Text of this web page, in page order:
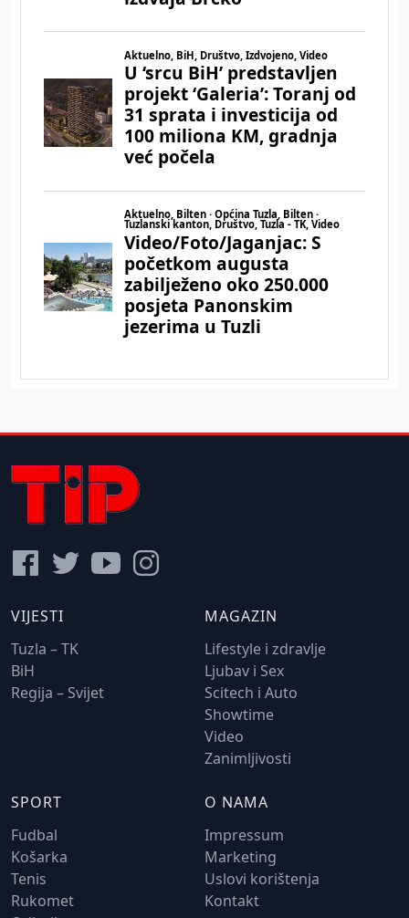
VIJESTI
Tuzla – TK
BiH
Regija – Svijet
MAGAZIN
Lifestyle i zdravlje
Ljubav i Sex
Scitech i Auto
Showtime
Video
Zanimljivosti
SPORT
Fudbal
Košarka
Tenis
Rukomet
O NAMA
Impressum
Marketing
Uslovi korištenja
Kontakt